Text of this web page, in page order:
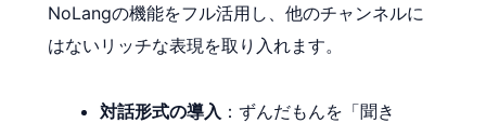
NoLangの機能をフル活用し、他のチャンネルに
はないリッチな表現を取り入れます。
対話形式の導入 ：ずんだもんを「聞き